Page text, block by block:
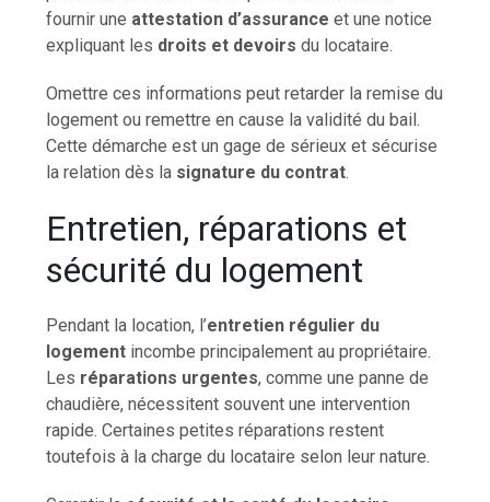
fournir une attestation d’assurance et une notice
expliquant les droits et devoirs du locataire.
Omettre ces informations peut retarder la remise du
logement ou remettre en cause la validité du bail.
Cette démarche est un gage de sérieux et sécurise
la relation dès la signature du contrat.
Entretien, réparations et
sécurité du logement
Pendant la location, l’entretien régulier du
logement incombe principalement au propriétaire.
Les réparations urgentes, comme une panne de
chaudière, nécessitent souvent une intervention
rapide. Certaines petites réparations restent
toutefois à la charge du locataire selon leur nature.